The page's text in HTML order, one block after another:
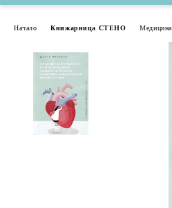
Начало Книжарница СТЕНО Медицина